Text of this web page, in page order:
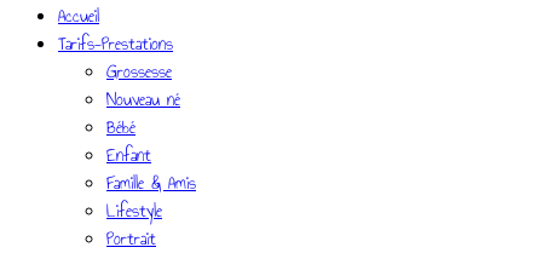
Accueil
Tarifs-Prestations
Grossesse
Nouveau né
Bébé
Enfant
Famille & Amis
Lifestyle
Portrait